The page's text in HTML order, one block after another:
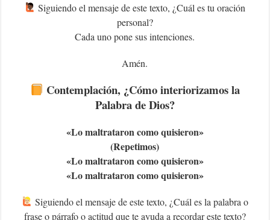
Siguiendo el mensaje de este texto, ¿Cuál es tu oración
personal?
Cada uno pone sus intenciones.
Amén.
Contemplación, ¿Cómo interiorizamos la
Palabra de Dios?
«Lo maltrataron como quisieron»
(Repetimos)
«Lo maltrataron como quisieron»
«Lo maltrataron como quisieron»
Siguiendo el mensaje de este texto, ¿Cuál es la palabra o
frase o párrafo o actitud que te ayuda a recordar este texto?